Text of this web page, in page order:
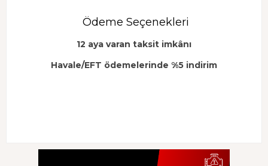
Ödeme Seçenekleri
12 aya varan taksit imkânı
Havale/EFT ödemelerinde %5 indirim